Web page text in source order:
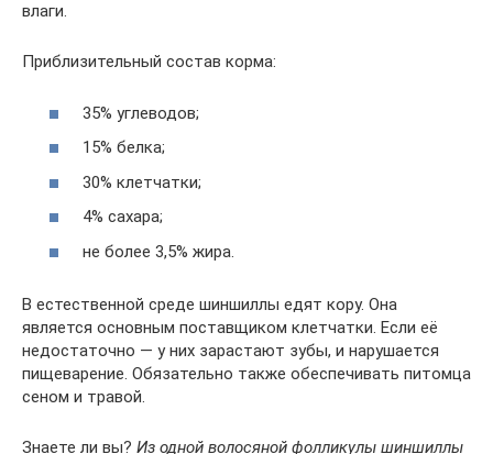
влаги.
Приблизительный состав корма:
35% углеводов;
15% белка;
30% клетчатки;
4% сахара;
не более 3,5% жира.
В естественной среде шиншиллы едят кору. Она
является основным поставщиком клетчатки. Если её
недостаточно — у них зарастают зубы, и нарушается
пищеварение. Обязательно также обеспечивать питомца
сеном и травой.
Знаете ли вы? Из одной волосяной фолликулы шиншиллы